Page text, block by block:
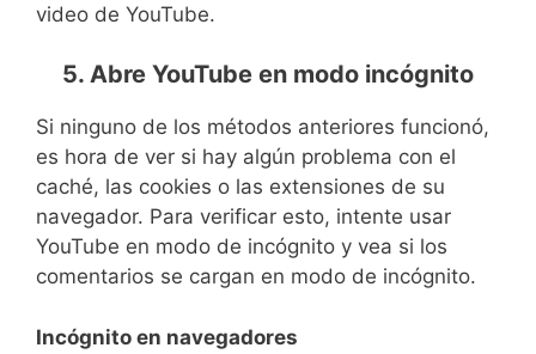
video de YouTube.
5. Abre YouTube en modo incógnito
Si ninguno de los métodos anteriores funcionó,
es hora de ver si hay algún problema con el
caché, las cookies o las extensiones de su
navegador. Para verificar esto, intente usar
YouTube en modo de incógnito y vea si los
comentarios se cargan en modo de incógnito.
Incógnito en navegadores